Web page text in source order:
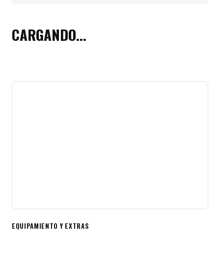
CARGANDO...
EQUIPAMIENTO Y EXTRAS